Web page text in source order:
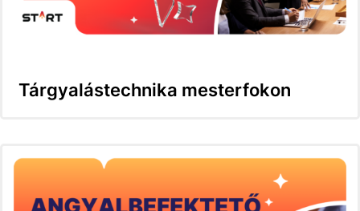
Tárgyalástechnika mesterfokon